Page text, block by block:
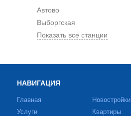
Автово
Выборгская
Показать все станции
НАВИГАЦИЯ
Главная
Услуги
Новостройки
Квартиры